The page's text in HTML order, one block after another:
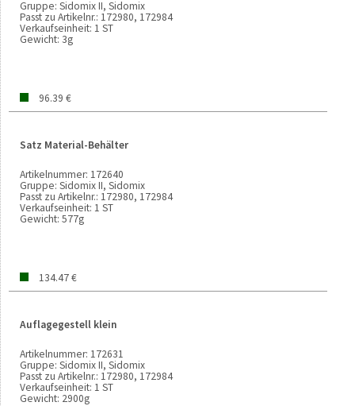
Gruppe: Sidomix II, Sidomix
Passt zu Artikelnr.: 172980, 172984
Verkaufseinheit: 1 ST
Gewicht: 3g
96.39 €
Satz Material-Behälter
Artikelnummer: 172640
Gruppe: Sidomix II, Sidomix
Passt zu Artikelnr.: 172980, 172984
Verkaufseinheit: 1 ST
Gewicht: 577g
134.47 €
Auflagegestell klein
Artikelnummer: 172631
Gruppe: Sidomix II, Sidomix
Passt zu Artikelnr.: 172980, 172984
Verkaufseinheit: 1 ST
Gewicht: 2900g